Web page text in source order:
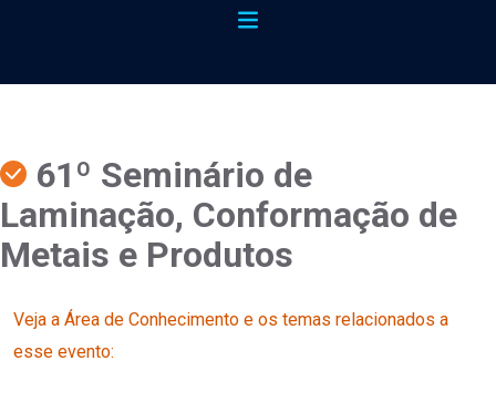
61º Seminário de
Laminação, Conformação de
Metais e Produtos
Veja a Área de Conhecimento e os temas relacionados a
esse evento: